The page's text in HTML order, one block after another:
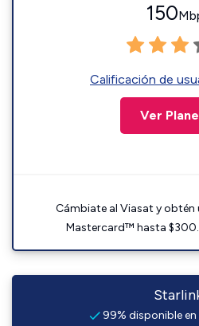
150
Calificación de
Ver
Cámbiate al Viasat y
Mastercard™ hasta
99% disponible en